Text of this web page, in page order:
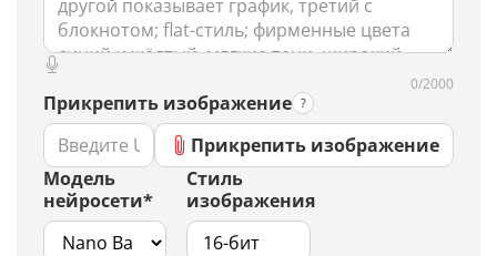
0/2000
Прикрепить изображение
Прикрепить изображение
Модель
нейросети*
Стиль
изображения